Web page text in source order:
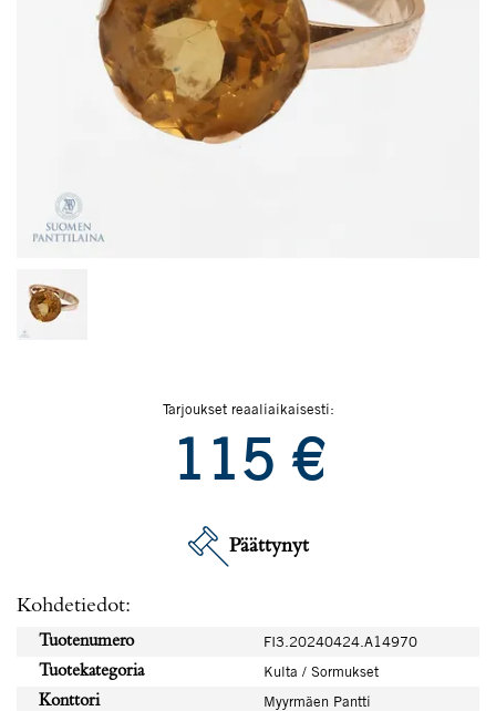
Tarjoukset reaaliaikaisesti:
115 €
Päättynyt
Kohdetiedot:
Tuotenumero
FI3.20240424.A14970
Tuotekategoria
Kulta / Sormukset
Konttori
Myyrmäen Pantti